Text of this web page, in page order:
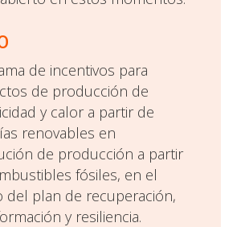
de incentivos para
de producción de
y calor a partir de
renovables en
de producción a partir
fósiles, en el
del plan de recuperación,
y resiliencia.